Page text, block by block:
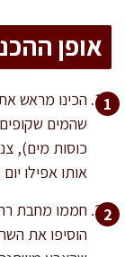
אופן
הכינו מראש
כוסות מים),
אותו אפילו
חממו מחבת